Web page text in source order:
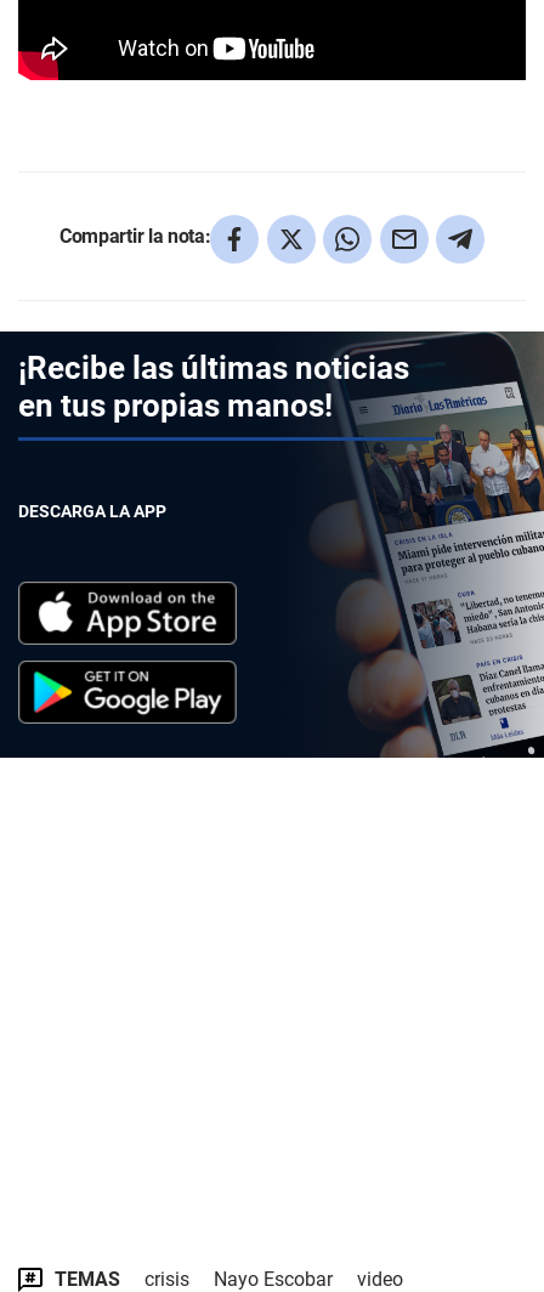
Compartir la nota:
¡Recibe las últimas noticias
en tus propias manos!
DESCARGA LA APP
TEMAS crisis Nayo Escobar video